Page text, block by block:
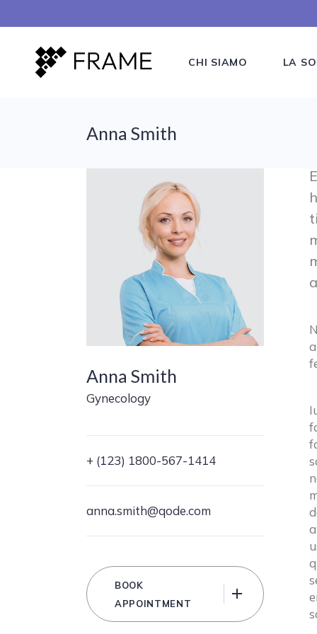
CHI SIAMO LA
Anna Smith
Anna Smith
Gynecology
+ (123) 1800-567-1414
anna.smith@qode.com
BOOK
APPOINTMENT